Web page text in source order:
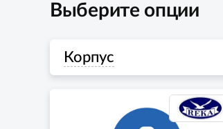
Выберите опции
Корпус